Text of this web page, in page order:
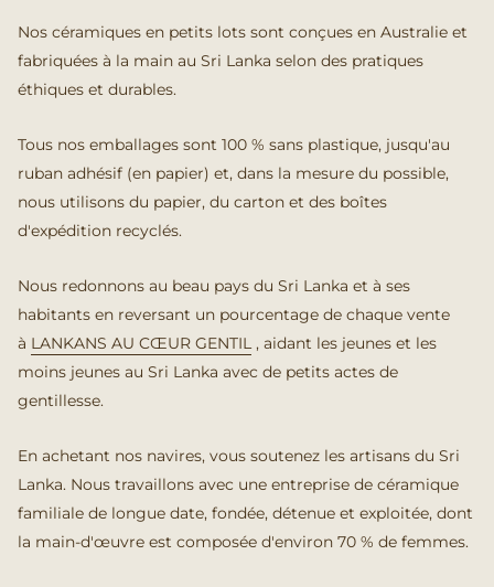
Nos céramiques en petits lots sont conçues en Australie et
fabriquées à la main au Sri Lanka selon des pratiques
éthiques et durables.
Tous nos emballages sont 100 % sans plastique, jusqu'au
ruban adhésif (en papier) et, dans la mesure du possible,
nous utilisons du papier, du carton et des boîtes
d'expédition recyclés.
Nous redonnons au beau pays du Sri Lanka et à ses
habitants en reversant un pourcentage de chaque vente
à LANKANS AU CŒUR GENTIL , aidant les jeunes et les
moins jeunes au Sri Lanka avec de petits actes de
gentillesse.
En achetant nos navires, vous soutenez les artisans du Sri
Lanka. Nous travaillons avec une entreprise de céramique
familiale de longue date, fondée, détenue et exploitée, dont
la main-d'œuvre est composée d'environ 70 % de femmes.